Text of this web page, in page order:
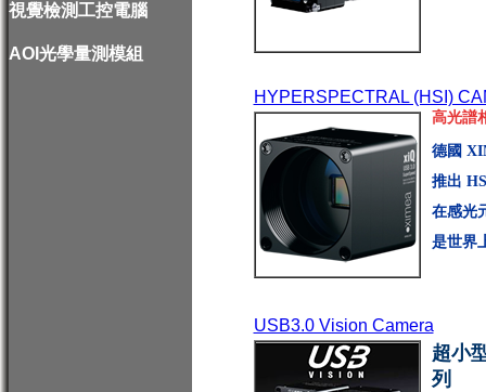
視覺檢測工控電腦
AOI光學量測模組
HYPERSPECTRAL (HSI)
高光譜
德國
推出
在感光
是世界
USB3.0 Vision Camera
超小
列